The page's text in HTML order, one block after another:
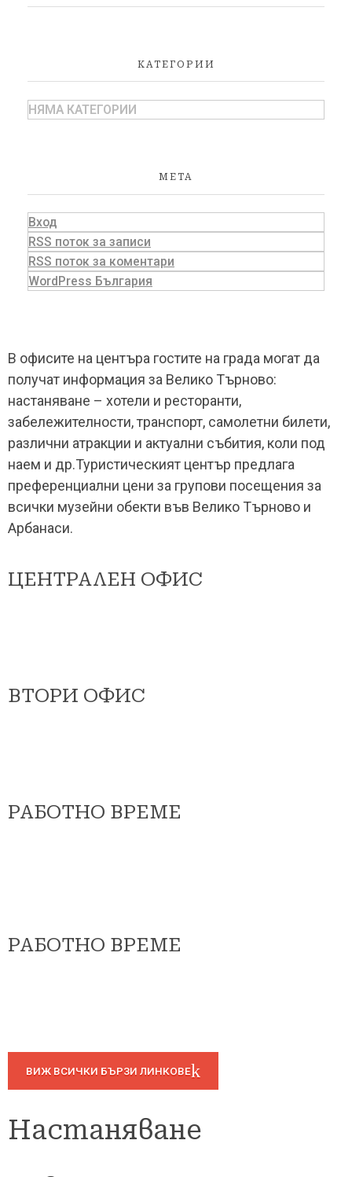
КАТЕГОРИИ
НЯМА КАТЕГОРИИ
МЕТА
Вход
RSS поток за записи
RSS поток за коментари
WordPress България
В офисите на центъра гостите на града могат да
получат информация за Велико Търново:
настаняване – хотели и ресторанти,
забележителности, транспорт, самолетни билети,
различни атракции и актуални събития, коли под
наем и др.Туристическият център предлага
преференциални цени за групови посещения за
всички музейни обекти във Велико Търново и
Арбанаси.
ЦЕНТРАЛЕН ОФИС
ВТОРИ ОФИС
РАБОТНО ВРЕМЕ
РАБОТНО ВРЕМЕ
ВИЖ ВСИЧКИ БЪРЗИ ЛИНКОВЕ
Настаняване